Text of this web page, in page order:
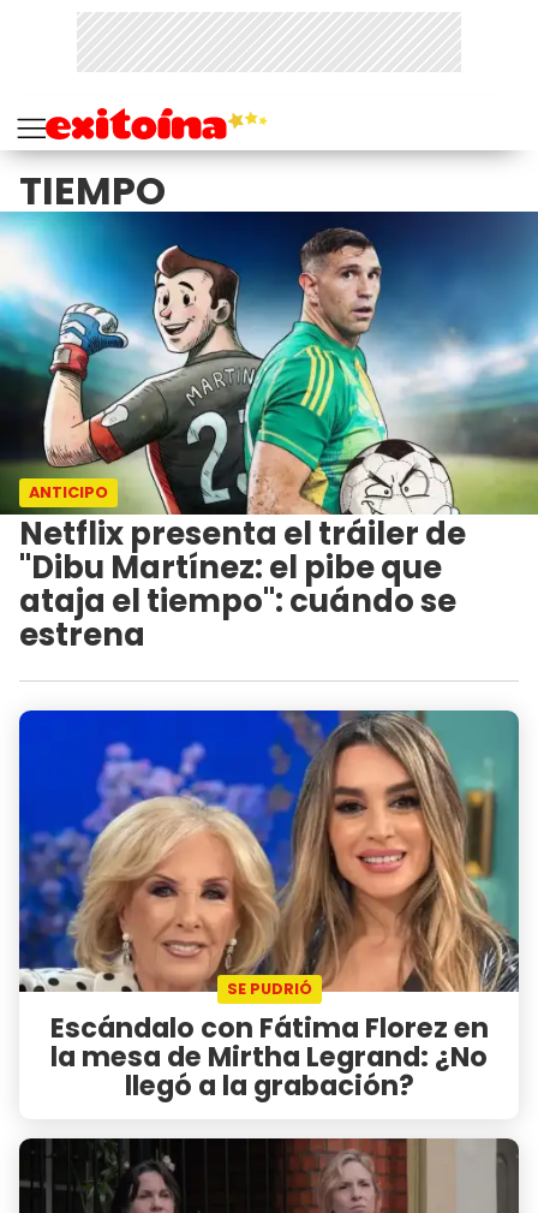
TIEMPO
ANTICIPO
Netflix presenta el tráiler de
"Dibu Martínez: el pibe que
ataja el tiempo": cuándo se
estrena
SE PUDRIÓ
Escándalo con Fátima Florez en
la mesa de Mirtha Legrand: ¿No
llegó a la grabación?